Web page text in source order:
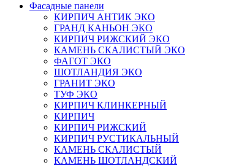
Фасадные панели
КИРПИЧ АНТИК ЭКО
ГРАНД КАНЬОН ЭКО
КИРПИЧ РИЖСКИЙ ЭКО
КАМЕНЬ СКАЛИСТЫЙ ЭКО
ФАГОТ ЭКО
ШОТЛАНДИЯ ЭКО
ГРАНИТ ЭКО
ТУФ ЭКО
КИРПИЧ КЛИНКЕРНЫЙ
КИРПИЧ
КИРПИЧ РИЖСКИЙ
КИРПИЧ РУСТИКАЛЬНЫЙ
КАМЕНЬ СКАЛИСТЫЙ
КАМЕНЬ ШОТЛАНДСКИЙ